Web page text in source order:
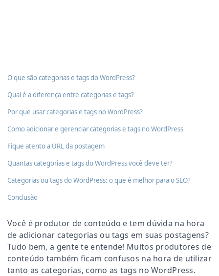
Você é produtor de conteúdo e tem dúvida na hora
de adicionar categorias ou tags em suas postagens?
Tudo bem, a gente te entende! Muitos produtores de
conteúdo também ficam confusos na hora de utilizar
tanto as categorias, como as tags no WordPress.
O que são categorias e tags do WordPress?
Qual é a diferença entre categorias e tags?
Por que usar categorias e tags no WordPress?
Como adicionar e gerenciar categorias e tags no WordPress
Fique atento a URL da postagem
Quantas categorias e tags do WordPress você deve ter?
Categorias ou tags do WordPress: o que é melhor para o SEO?
Conclusão